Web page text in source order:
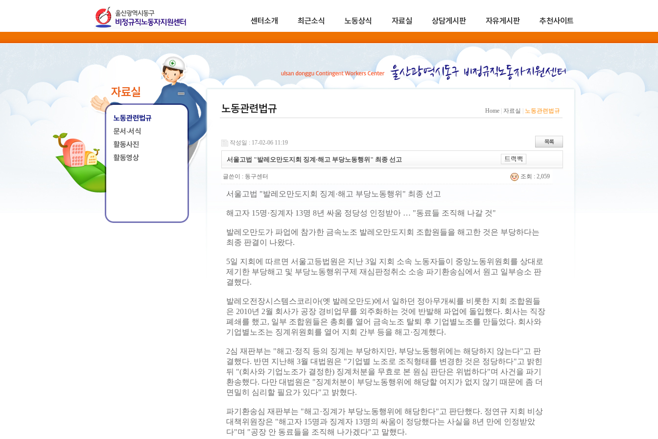
센터소개 최근소식 노동상식 자료실 상담게시판 자유게시판 추천사이트
자료실
노동관련법규
문서·서식
활동사진
활동영상
노동관련법규 Home 자료실 노동관련법규
작성일 : 17-02-06 11:19
서울고법 "발레오만도지회 징계·해고 부당노동행위" 최종 선고
글쓴이 : 동구센터 조회 : 2,059
서울고법 "발레오만도지회 징계·해고 부당노동행위" 최종 선고
해고자 15명·징계자 13명 8년 싸움 정당성 인정받아 … "동료들 조직해 나갈 것"
발레오만도가 파업에 참가한 금속노조 발레오만도지회 조합원들을 해고한 것은 부당하다는
최종 판결이 나왔다.
5일 지회에 따르면 서울고등법원은 지난 3일 지회 소속 노동자들이 중앙노동위원회를 상대로
제기한 부당해고 및 부당노동행위구제 재심판정취소 소송 파기환송심에서 원고 일부승소 판
결했다.
발레오전장시스템스코리아(옛 발레오만도)에서 일하던 정아무개씨를 비롯한 지회 조합원들
은 2010년 2월 회사가 공장 경비업무를 외주화하는 것에 반발해 파업에 돌입했다. 회사는 직장
폐쇄를 했고, 일부 조합원들은 총회를 열어 금속노조 탈퇴 후 기업별노조를 만들었다. 회사와
기업별노조는 징계위원회를 열어 지회 간부 등을 해고·징계했다.
2심 재판부는 "해고·정직 등의 징계는 부당하지만, 부당노동행위에는 해당하지 않는다"고 판
결했다. 반면 지난해 3월 대법원은 "기업별 노조로 조직형태를 변경한 것은 정당하다"고 밝힌
뒤 "(회사와 기업노조가 결정한) 징계처분을 무효로 본 원심 판단은 위법하다"며 사건을 파기
환송했다. 다만 대법원은 "징계처분이 부당노동행위에 해당할 여지가 없지 않기 때문에 좀 더
면밀히 심리할 필요가 있다"고 밝혔다.
파기환송심 재판부는 "해고·징계가 부당노동행위에 해당한다"고 판단했다. 정연규 지회 비상
대책위원장은 "해고자 15명과 징계자 13명의 싸움이 정당했다는 사실을 8년 만에 인정받았
다"며 "공장 안 동료들을 조직해 나가겠다"고 말했다.